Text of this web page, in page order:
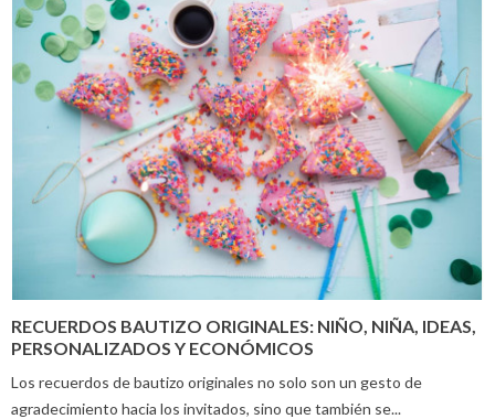
RECUERDOS BAUTIZO ORIGINALES: NIÑO, NIÑA, IDEAS,
PERSONALIZADOS Y ECONÓMICOS
Los recuerdos de bautizo originales no solo son un gesto de
agradecimiento hacia los invitados, sino que también se...